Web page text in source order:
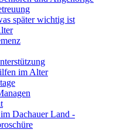
später wichtig ist
im Alter
Dachauer Land -